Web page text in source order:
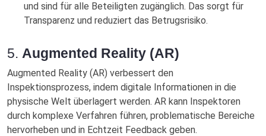
und sind für alle Beteiligten zugänglich. Das sorgt für
Transparenz und reduziert das Betrugsrisiko.
5. Augmented Reality (AR)
Augmented Reality (AR) verbessert den
Inspektionsprozess, indem digitale Informationen in die
physische Welt überlagert werden. AR kann Inspektoren
durch komplexe Verfahren führen, problematische Bereiche
hervorheben und in Echtzeit Feedback geben.